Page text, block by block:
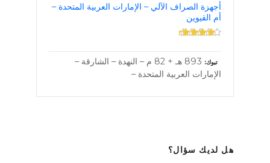
أجهزة الصراف الآلي – الإمارات العربية المتحدة –
أم القيوين
تبوك
893 هـ + 82 م – النهدة – الشارقة –
الإمارات العربية المتحدة –
هل لديك سؤال؟